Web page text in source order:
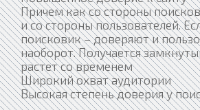
Причем как со стороны
и со стороны пользователей.
поисковик – доверяют и
наоборот. Получается
растет со временем
Широкий охват аудитории
Высокая степень доверия у